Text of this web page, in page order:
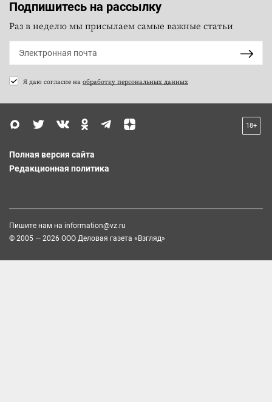
Подпишитесь на рассылку
Раз в неделю мы присылаем самые важные статьи
Я даю согласие на обработку персональных данных
18+
Полная версия сайта
Редакционная политика
Пишите нам на information@vz.ru
© 2005 — 2026 ООО Деловая газета «Взгляд»